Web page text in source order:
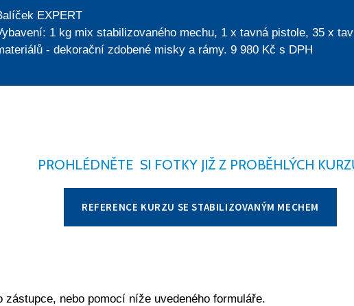
EXPERT
1 kg mix stabilizovaného mechu, 1 x tavná pistole, 35 x
- dekorační zdobené misky a rámy. 9 980 Kč s DPH
PROHLÉDNĚTE SI FOTKY JIŽ Z PROBĚHLÝCH
REFERENCE KURZU SE STABILIZOVANÝM MECHEM
nebo pomocí níže uvedeného formuláře.